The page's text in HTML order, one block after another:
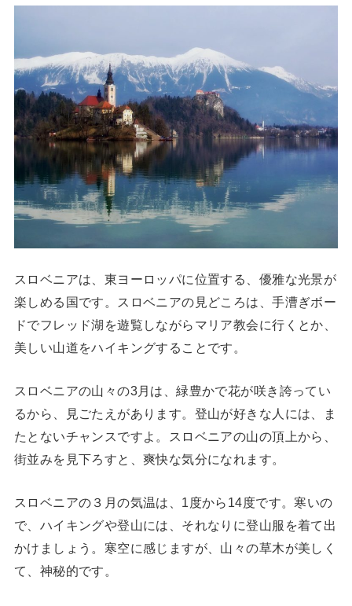
スロベニアは、東ヨーロッパに位置する、優雅な光景が
楽しめる国です。スロベニアの見どころは、手漕ぎボー
ドでフレッド湖を遊覧しながらマリア教会に行くとか、
美しい山道をハイキングすることです。
スロベニアの山々の3月は、緑豊かで花が咲き誇ってい
るから、見ごたえがあります。登山が好きな人には、ま
たとないチャンスですよ。スロベニアの山の頂上から、
街並みを見下ろすと、爽快な気分になれます。
スロベニアの３月の気温は、1度から14度です。寒いの
で、ハイキングや登山には、それなりに登山服を着て出
かけましょう。寒空に感じますが、山々の草木が美しく
て、神秘的です。